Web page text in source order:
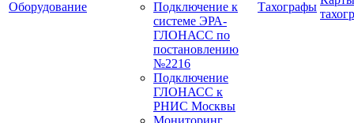
Оборудование
Подключение к
системе ЭРА-
ГЛОНАСС по
постановлению
№2216
Подключение
ГЛОНАСС к
РНИС Москвы
Мониторинг
Тахографы